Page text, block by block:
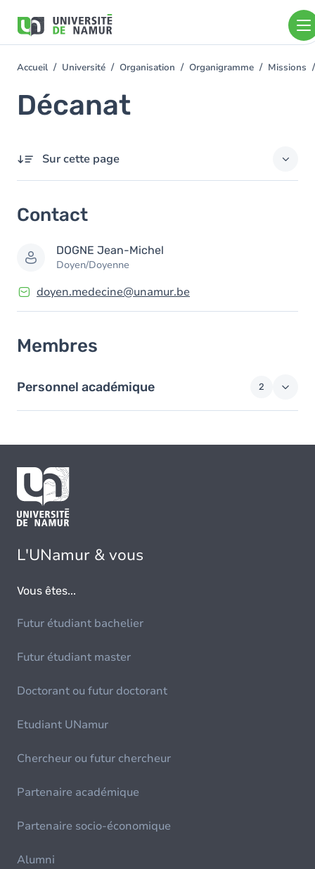
contenu
You
here
Accueil Université Organisation Organigramme Missions
Décanat
Sur cette page
Membres
Contact
DOGNE Jean-Michel
Doyen/Doyenne
doyen.medecine@unamur.be
Membres
Personnel académique 2
L'UNamur & vous
Vous êtes...
Futur étudiant bachelier
Futur étudiant master
Doctorant ou futur doctorant
Etudiant UNamur
Chercheur ou futur chercheur
Partenaire académique
Partenaire socio-économique
Alumni